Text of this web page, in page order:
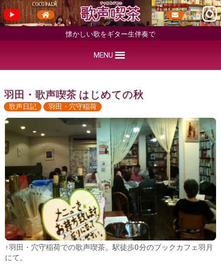
懐かしい歌をギター生伴奏で
MENU
羽田・歌声喫茶 はじめての秋
歌声日記 羽田・穴守稲荷
↑羽田・穴守稲荷での歌声喫茶。駅徒歩0分のブックカフェ羽月
にて。